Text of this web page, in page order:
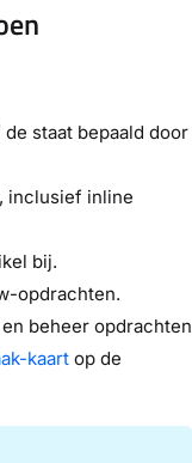
de staat bepaald door
inclusief inline
bij.
opdrachten.
beheer opdrachten
kaart op de